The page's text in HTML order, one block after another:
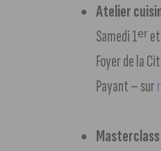
Atelier
Samedi 1ᵉʳ
Foyer de la
Payant – sur
Masterclass